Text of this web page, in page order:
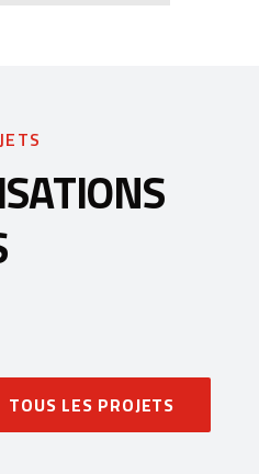
TOUS LES PROJETS